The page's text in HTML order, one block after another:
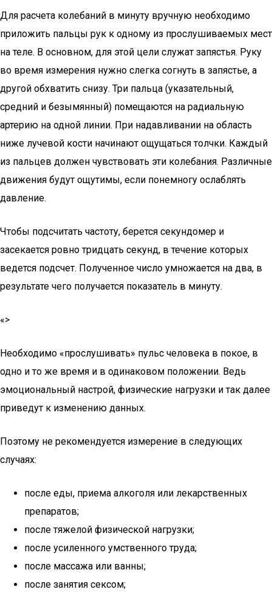
Для расчета колебаний в минуту вручную необходимо
приложить пальцы рук к одному из прослушиваемых мест
на теле. В основном, для этой цели служат запястья. Руку
во время измерения нужно слегка согнуть в запястье, а
другой обхватить снизу. Три пальца (указательный,
средний и безымянный) помещаются на радиальную
артерию на одной линии. При надавливании на область
ниже лучевой кости начинают ощущаться толчки. Каждый
из пальцев должен чувствовать эти колебания. Различные
движения будут ощутимы, если понемногу ослаблять
давление.
Чтобы подсчитать частоту, берется секундомер и
засекается ровно тридцать секунд, в течение которых
ведется подсчет. Полученное число умножается на два, в
результате чего получается показатель в минуту.
«>
Необходимо «прослушивать» пульс человека в покое, в
одно и то же время и в одинаковом положении. Ведь
эмоциональный настрой, физические нагрузки и так далее
приведут к изменению данных.
Поэтому не рекомендуется измерение в следующих
случаях:
после еды, приема алкоголя или лекарственных
препаратов;
после тяжелой физической нагрузки;
после усиленного умственного труда;
после массажа или ванны;
после занятия сексом;